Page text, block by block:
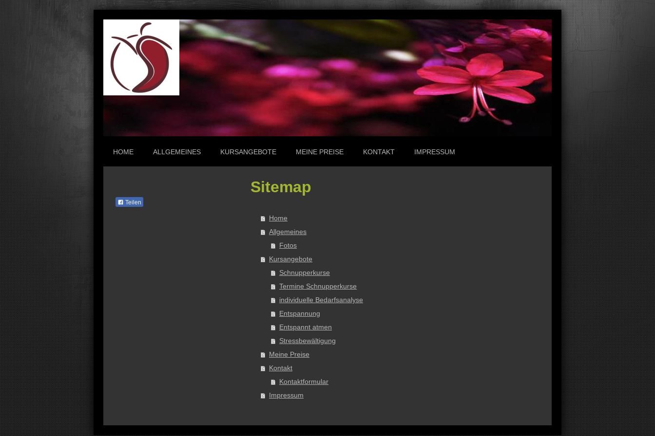
HOME ALLGEMEINES KURSANGEBOTE MEINE PREISE KONTAKT IMPRESSUM
Sitemap
Home
Allgemeines
Fotos
Kursangebote
Schnupperkurse
Termine Schnupperkurse
individuelle Bedarfsanalyse
Entspannung
Entspannt atmen
Stressbewältigung
Meine Preise
Kontakt
Kontaktformular
Impressum
Teilen